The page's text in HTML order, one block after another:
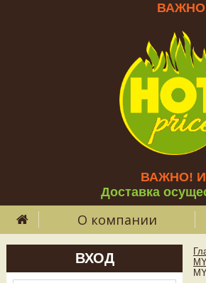
ВАЖНО!
Доставка
О компании
ВХОД